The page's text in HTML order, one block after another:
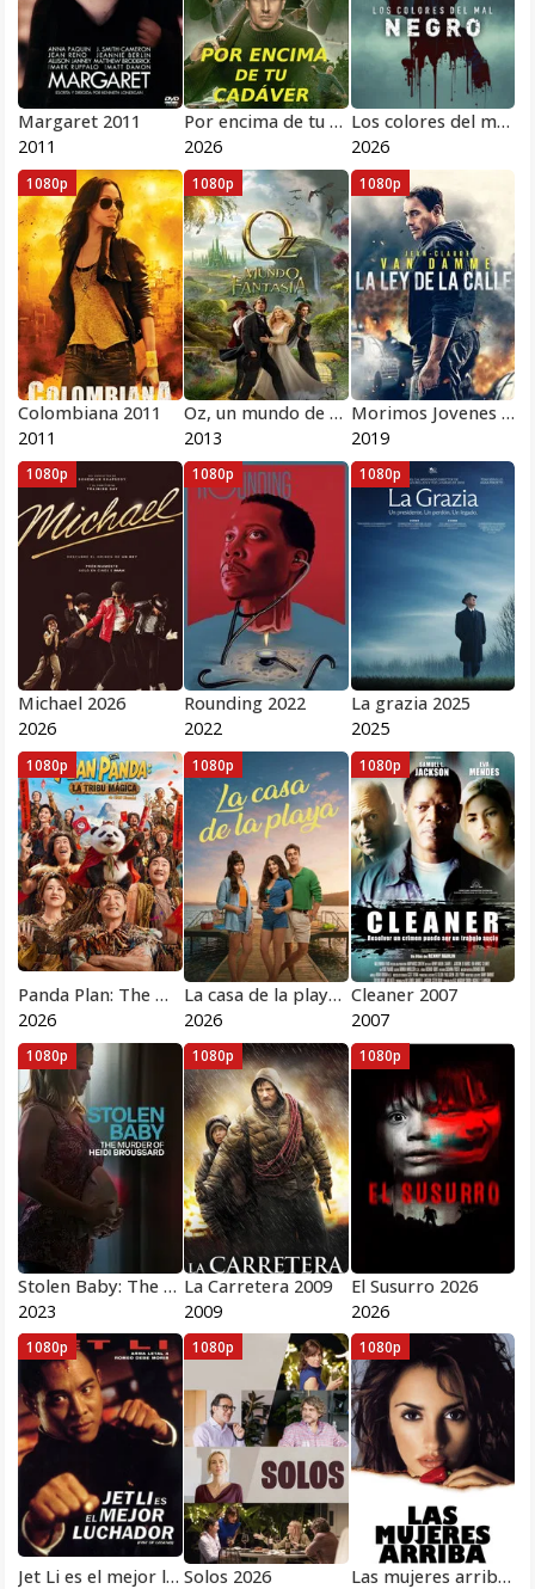
Margaret 2011
2011
Por encima de tu cadáver 2026
2026
Los colores del mal: Negro 2026
2026
Colombiana 2011
2011
1080p
Oz, un mundo de fantasía 2013
2013
1080p
Morimos Jovenes 2019
2019
1080p
Michael 2026
2026
1080p
Rounding 2022
2022
1080p
La grazia 2025
2025
1080p
Panda Plan: The Magical Tribe 2026
2026
1080p
La casa de la playa 2026
2026
1080p
Cleaner 2007
2007
1080p
Stolen Baby: The Murder of Heidi Broussard 2023
2023
1080p
La Carretera 2009
2009
1080p
El Susurro 2026
2026
1080p
Jet Li es el mejor luchador 1994
1080p
Solos 2026
1080p
Las mujeres arriba 2000
1080p